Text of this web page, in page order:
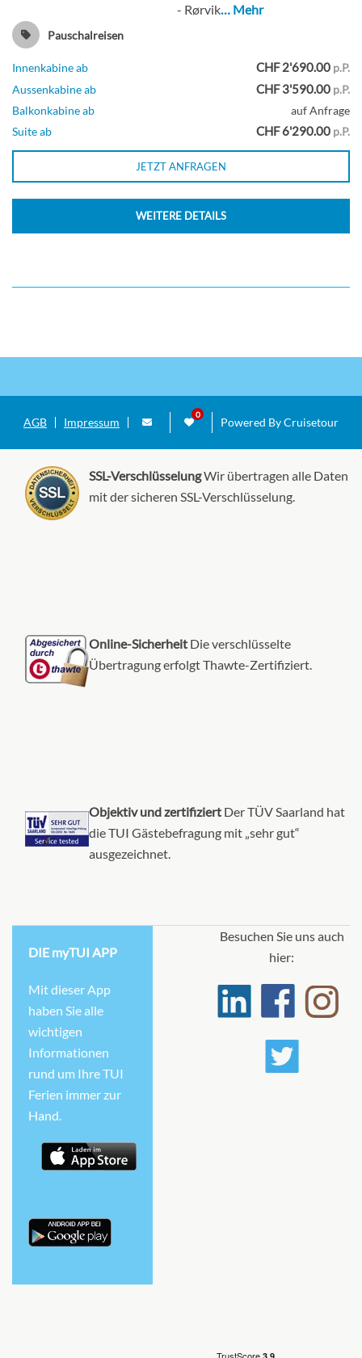
- Rørvik… Mehr
Pauschalreisen
Innenkabine ab CHF 2'690.00 p.P.
Aussenkabine ab
CHF 3'590.00 p.P.
Balkonkabine ab
auf Anfrage
Suite ab
CHF 6'290.00 p.P.
JETZT ANFRAGEN
WEITERE DETAILS
AGB Impressum Powered By Cruisetour
SSL-VerschlüsselungWir übertragen alle Daten
mit der sicheren SSL-Verschlüsselung.
Online-Sicherheit Die verschlüsselte
Übertragung erfolgt Thawte-Zertifiziert.
Objektiv und zertifiziert Der TÜV Saarland hat
die TUI Gästebefragung mit „sehr gut“
ausgezeichnet.
DIE myTUI APP
Mit dieser App
haben Sie alle
wichtigen
Informationen
rund um Ihre TUI
Ferien immer zur
Hand.
Besuchen Sie uns auch
hier: